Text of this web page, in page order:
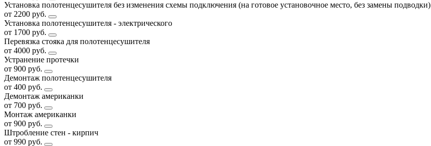
Установка полотенцесушителя без изменения схемы подключения (на готовое установочное место, без замены подводки)
от 2200 руб.
Установка полотенцесушителя - электрического
от 1700 руб.
Перевязка стояка для полотенцесушителя
от 4000 руб.
Устранение протечки
от 900 руб.
Демонтаж полотенцесушителя
от 400 руб.
Демонтаж американки
от 700 руб.
Монтаж американки
от 900 руб.
Штробление стен - кирпич
от 990 руб.